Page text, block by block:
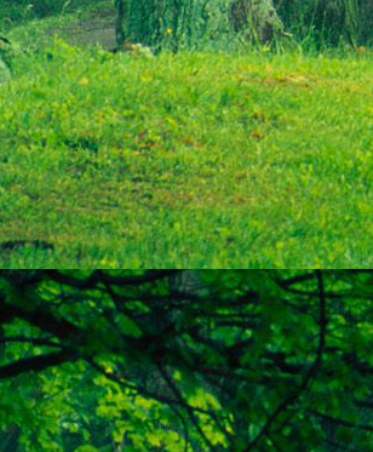
És szárnyalván érzéki
Lelkem mélységeiben is fellobban,
S az isteni igazság szava szól
A szellem tüzének világából:
Szellemi alapjaidhoz eljutva ismerd
Hogy rokonságban állsz a
14. hét
Átadva magam az érzékek
Elveszítettem azt, ami saját lényem
S már úgy tűnt, hogy a gondolkodás
Kábulttá vált Énemet is magával
De ébresztőleg hatva rám az érzéki
A kozmikus gondolkodás is egyre
15. hét
Mint akit elvarázsoltak, megérzem
A szellem működését a kozmikus
Mely az érzéketlenségbe
Burkolta saját lényem,
Hogy olyan erőt adjon nekem,